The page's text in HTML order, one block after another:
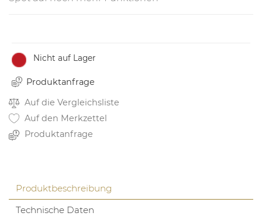
Nicht auf Lager
Produktanfrage
Auf die Vergleichsliste
Auf den Merkzettel
Produktanfrage
Produktbeschreibung
Technische Daten